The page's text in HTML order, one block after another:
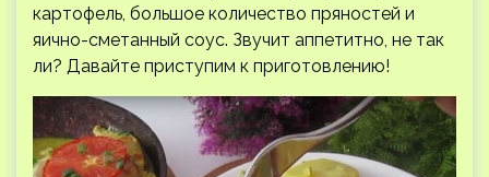
картофель, большое количество пряностей и
яично-сметанный соус. Звучит аппетитно, не так
ли? Давайте приступим к приготовлению!